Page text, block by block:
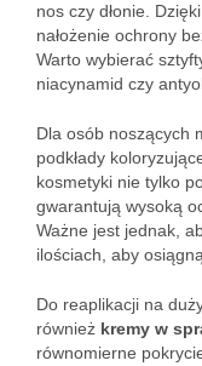
nos czy dłonie.
nałożenie ochrony
Warto wybierać
niacynamid czy
Dla osób noszących
podkłady
kosmetyki nie tylko
gwarantują wysoką
Ważne jest jednak,
ilościach, aby
Do reaplikacji na
również kremy w
równomierne